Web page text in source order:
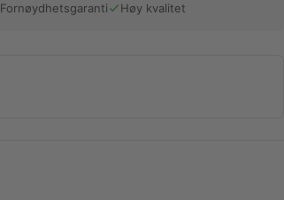
Fornøydhetsgaranti Høy kvalitet